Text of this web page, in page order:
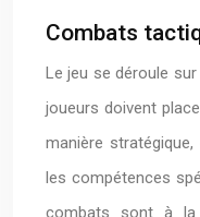
Combats
Le jeu se déroule
joueurs doivent
manière
les compétences
combats sont à la